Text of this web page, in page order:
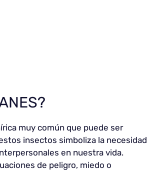
muy común que puede ser
insectos simboliza la necesidad
en nuestra vida.
de peligro, miedo o